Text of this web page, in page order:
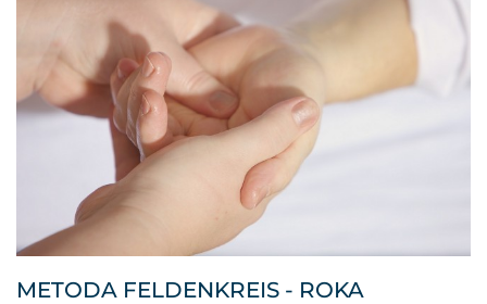
SIVINE
POVEČAJ PISAVO
POMANJŠAJ PISAVO
METODA FELDENKREIS - ROKA